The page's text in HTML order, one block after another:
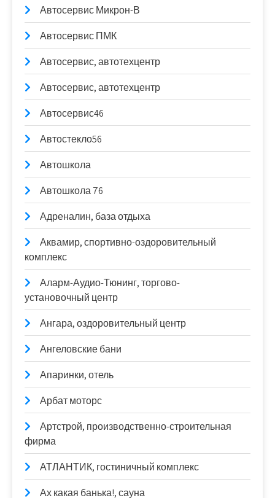
Автосервис Микрон-В
Автосервис ПМК
Автосервис, автотехцентр
Автосервис, автотехцентр
Автосервис46
Автостекло56
Автошкола
Автошкола 76
Адреналин, база отдыха
Аквамир, спортивно-оздоровительный
комплекс
Аларм-Аудио-Тюнинг, торгово-
установочный центр
Ангара, оздоровительный центр
Ангеловские бани
Апаринки, отель
Арбат моторс
Артстрой, производственно-строительная
фирма
АТЛАНТИК, гостиничный комплекс
Ах какая банька!, сауна